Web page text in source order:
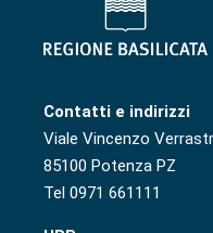
Contatti e indirizzi
Viale Vincenzo
85100 Potenza PZ
Tel 0971 661111